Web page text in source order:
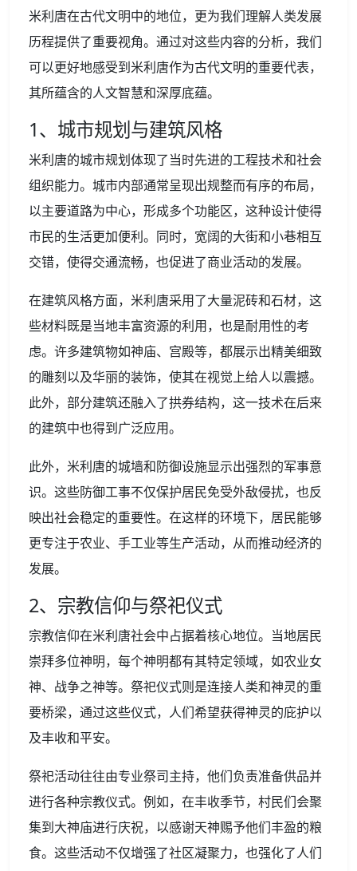
米利唐在古代文明中的地位，更为我们理解人类发展
历程提供了重要视角。通过对这些内容的分析，我们
可以更好地感受到米利唐作为古代文明的重要代表，
其所蕴含的人文智慧和深厚底蕴。
1、城市规划与建筑风格
米利唐的城市规划体现了当时先进的工程技术和社会
组织能力。城市内部通常呈现出规整而有序的布局，
以主要道路为中心，形成多个功能区，这种设计使得
市民的生活更加便利。同时，宽阔的大街和小巷相互
交错，使得交通流畅，也促进了商业活动的发展。
在建筑风格方面，米利唐采用了大量泥砖和石材，这
些材料既是当地丰富资源的利用，也是耐用性的考
虑。许多建筑物如神庙、宫殿等，都展示出精美细致
的雕刻以及华丽的装饰，使其在视觉上给人以震撼。
此外，部分建筑还融入了拱券结构，这一技术在后来
的建筑中也得到广泛应用。
此外，米利唐的城墙和防御设施显示出强烈的军事意
识。这些防御工事不仅保护居民免受外敌侵扰，也反
映出社会稳定的重要性。在这样的环境下，居民能够
更专注于农业、手工业等生产活动，从而推动经济的
发展。
2、宗教信仰与祭祀仪式
宗教信仰在米利唐社会中占据着核心地位。当地居民
崇拜多位神明，每个神明都有其特定领域，如农业女
神、战争之神等。祭祀仪式则是连接人类和神灵的重
要桥梁，通过这些仪式，人们希望获得神灵的庇护以
及丰收和平安。
祭祀活动往往由专业祭司主持，他们负责准备供品并
进行各种宗教仪式。例如，在丰收季节，村民们会聚
集到大神庙进行庆祝，以感谢天神赐予他们丰盈的粮
食。这些活动不仅增强了社区凝聚力，也强化了人们